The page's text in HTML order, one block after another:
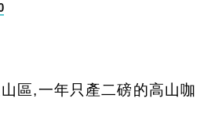
區,一年只產二磅的高山咖